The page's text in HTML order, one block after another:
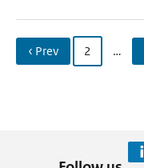
‹ Prev 2 …